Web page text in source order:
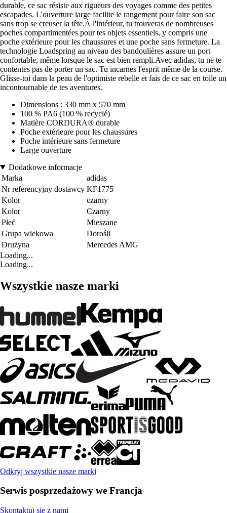
durable, ce sac résiste aux rigueurs des voyages comme des petites
escapades. L'ouverture large facilite le rangement pour faire son sac
sans trop se creuser la tête.À l'intérieur, tu trouveras de nombreuses
poches compartimentées pour tes objets essentiels, y compris une
poche extérieure pour les chaussures et une poche sans fermeture. La
technologie Loadspring au niveau des bandoulières assure un port
confortable, même lorsque le sac est bien rempli.Avec adidas, tu ne te
contentes pas de porter un sac. Tu incarnes l'esprit même de la course.
Glisse-toi dans la peau de l'optimiste rebelle et fais de ce sac en toile un
incontournable de tes aventures.
Dimensions : 330 mm x 570 mm
100 % PA6 (100 % recyclé)
Matière CORDURA® durable
Poche extérieure pour les chaussures
Poche intérieure sans fermeture
Large ouverture
Dodatkowe informacje
Marka
adidas
Nr referencyjny dostawcy KF1775
Kolor
czarny
Kolor
Czarny
Płeć
Mieszane
Grupa wiekowa
Dorośli
Drużyna
Mercedes AMG
Loading...
Loading...
Wszystkie nasze marki
Odkryj wszystkie nasze marki
Serwis posprzedażowy we Francja
Skontaktuj się z nami